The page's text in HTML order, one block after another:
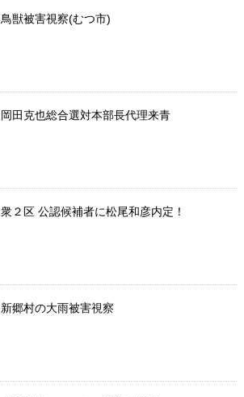
鳥獣被害視察(むつ市)
岡田克也総合選対本部長代理来青
衆２区 公認候補者に松尾和彦内定！
新郷村の大雨被害視察